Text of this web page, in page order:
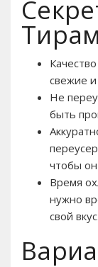
свежие
Не
быть
чтобы
Время
нужно
свой вкус.